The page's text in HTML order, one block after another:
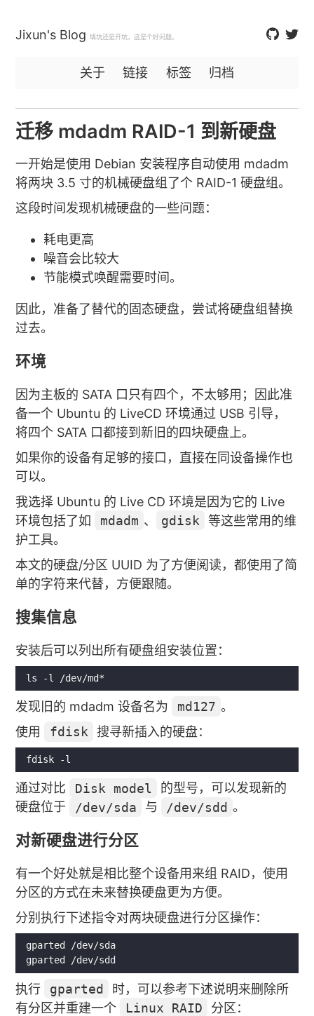
Jixun's Blog 填坑还是开坑，这是个好问题。
关于 链接 标签 归档
迁移 mdadm RAID-1 到新硬盘
一开始是使用 Debian 安装程序自动使用 mdadm
将两块 3.5 寸的机械硬盘组了个 RAID-1 硬盘组。
这段时间发现机械硬盘的一些问题：
耗电更高
噪音会比较大
节能模式唤醒需要时间。
因此，准备了替代的固态硬盘，尝试将硬盘组替换
过去。
环境
因为主板的 SATA 口只有四个，不太够用；因此准
备一个 Ubuntu 的 LiveCD 环境通过 USB 引导，
将四个 SATA 口都接到新旧的四块硬盘上。
如果你的设备有足够的接口，直接在同设备操作也
可以。
我选择 Ubuntu 的 Live CD 环境是因为它的 Live
环境包括了如
mdadm 、 gdisk
等这些常用的维
护工具。
本文的硬盘/分区 UUID 为了方便阅读，都使用了简
单的字符来代替，方便跟随。
搜集信息
安装后可以列出所有硬盘组安装位置：
发现旧的 mdadm 设备名为 md127 。
使用
fdisk 搜寻新插入的硬盘：
通过对比 Disk model
的型号，可以发现新的
硬盘位于
/dev/sda 与 /dev/sdd 。
对新硬盘进行分区
有一个好处就是相比整个设备用来组 RAID，使用
分区的方式在未来替换硬盘更为方便。
分别执行下述指令对两块硬盘进行分区操作：
gparted /dev/sda
执行 gparted
时，可以参考下述说明来删除所
有分区并重建一个
Linux RAID 分区：